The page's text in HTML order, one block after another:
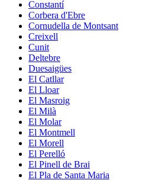
Constantí
Corbera d'Ebre
Cornudella de Montsant
Creixell
Cunit
Deltebre
Duesaigües
El Catllar
El Lloar
El Masroig
El Milà
El Molar
El Montmell
El Morell
El Perelló
El Pinell de Brai
El Pla de Santa Maria